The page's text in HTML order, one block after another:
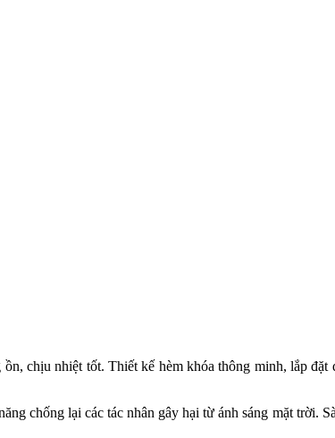
chịu nhiệt tốt. Thiết kế hèm khóa thông minh, lắp
chống lại các tác nhân gây hại từ ánh sáng mặt